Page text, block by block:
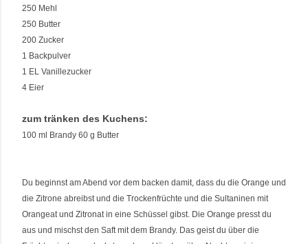
250 Mehl
250 Butter
200 Zucker
1 Backpulver
1 EL Vanillezucker
4 Eier
zum tränken des Kuchens:
100 ml Brandy 60 g Butter
Du beginnst am Abend vor dem backen damit, dass du die Orange und
die Zitrone abreibst und die Trockenfrüchte und die Sultaninen mit
Orangeat und Zitronat in eine Schüssel gibst. Die Orange presst du
aus und mischst den Saft mit dem Brandy. Das geist du über die